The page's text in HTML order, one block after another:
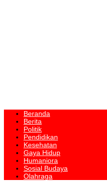
Beranda
Berita
Politik
Pendidikan
Kesehatan
Gaya Hidup
Humaniora
Sosial Budaya
Olahraga